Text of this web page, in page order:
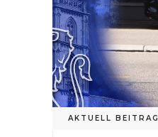
AKTUELL BEITRAG